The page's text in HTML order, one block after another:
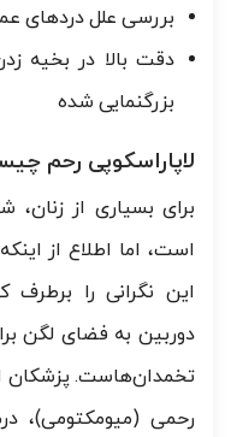
بررسی علل دردهای
دقت بالا در بخیه
بزرگنمایی شده
لاپاراسکوپی رحم
برای بسیاری از زنان،
است، اما اطلاع از
این نگرانی را
دوربین به فضای لگن
تخمدان‌هاست. پزشکان
رحمی (میومکتومی)،